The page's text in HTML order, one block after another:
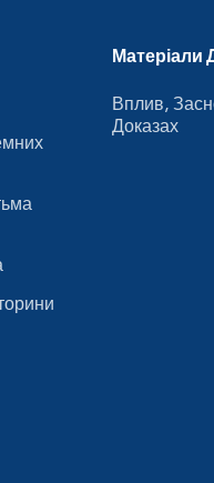
Матеріали
Вплив,
Доказах